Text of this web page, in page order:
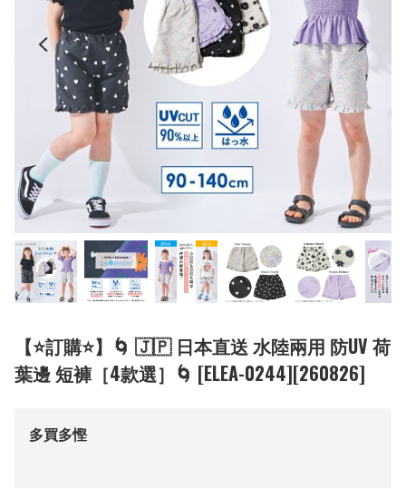
【⭐訂購⭐】🌀 🇯🇵 日本直送 水陸兩用 防UV 荷
葉邊 短褲［4款選］🌀 [ELEA-0244][260826]
多買多慳